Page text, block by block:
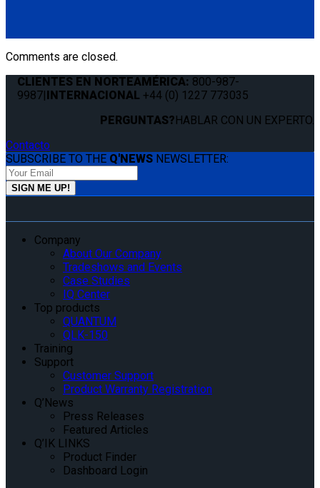
Comments are closed.
CLIENTES EN NORTEAMÉRICA: 800-987-
9987
INTERNACIONAL +44 (0) 1227 773035
PERGUNTAS? HABLAR CON UN EXPERTO.
Contacto
SUBSCRIBE TO THE Q'NEWS NEWSLETTER:
Company
About Our Company
Tradeshows and Events
Case Studies
IQ Center
Top products
QUANTUM
QLK-150
Training
Support
Customer Support
Product Warranty Registration
Q’News
Press Releases
Featured Articles
Q’IK LINKS
Product Finder
Dashboard Login